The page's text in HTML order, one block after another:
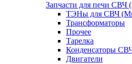
Запчасти для печи СВЧ
ТЭНы для СВЧ
Трансформаторы
Прочее
Тарелка
Конденсаторы
Двигатели